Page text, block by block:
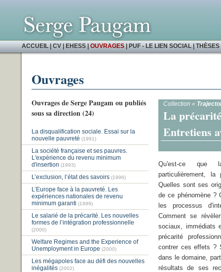
ACCUEIL|CV|EHESS|OUVRAGES|PUF - LE LIEN SOCIAL|THÈSES
Ouvrages
Ouvrages de Serge Paugam ou publiés
sous sa direction (24)
La disqualification sociale. Essai sur la
nouvelle pauvreté (1991)
La société française et ses pauvres.
L'expérience du revenu minimum
d'insertion (1993)
L’exclusion, l’état des savoirs (1996)
L’Europe face à la pauvreté. Les
expériences nationales de revenu
minimum garanti (1999)
Le salarié de la précarité. Les nouvelles
formes de l’intégration professionnelle
(2000)
Welfare Regimes and the Experience of
Unemployment in Europe (2000)
Les mégapoles face au défi des nouvelles
inégalités (2002)
Collection «
La
Entretiens
Qu'est-ce que
particulièrement, la
Quelles sont ses
de ce phénomène ?
les processus
Comment se
sociaux, immédiats
précarité
contrer ces effets ?
dans le domaine,
résultats de ses